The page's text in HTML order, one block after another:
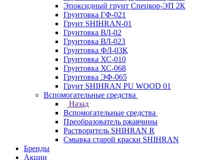
Эпоксидный грунт Спецкор-ЭП 2К
Грунтовка ГФ-021
Грунт SHIHRAN-01
Грунтовка ВЛ-02
Грунтовка ВЛ-023
Грунтовка ФЛ-03К
Грунтовка ХС-010
Грунтовка ХС-068
Грунтовка ЭФ-065
Грунт SHIHRAN PU WOOD 01
Вспомогательные средства
Назад
Вспомогательные средства
Преобразователь ржавчины
Растворитель SHIHRAN R
Смывка старой краски SHIHRAN
Бренды
Акции